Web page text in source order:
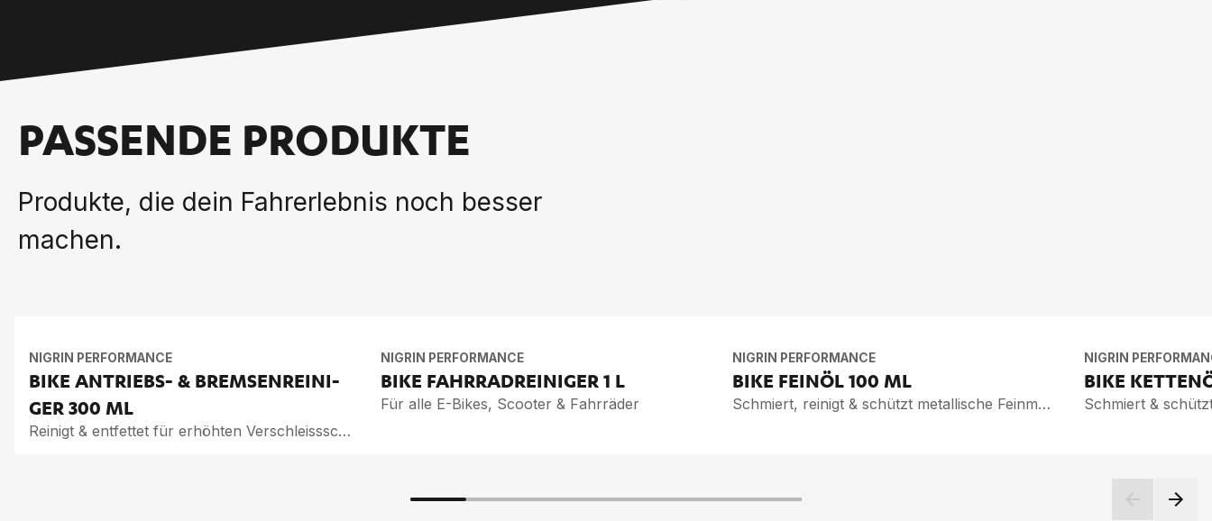
PASSENDE PRODUKTE
Produkte, die dein Fahrerlebnis noch besser
machen.
NIGRIN PERFORMANCE
BIKE AN­TRIEBS- & BREM­SEN­REI­NI­
GER300 ML
Reinigt & entfettet für erhöhten Verschleissschutz
NIGRIN PERFORMANCE
BIKE FAHR­RAD­REI­NI­GER1 L
Für alle E-Bikes, Scooter & Fahrräder
NIGRIN PERFORMANCE
BIKE FEIN­ÖL100 ML
Schmiert, reinigt & schützt metallische Feinmechaniken
NIGRIN
BIKE